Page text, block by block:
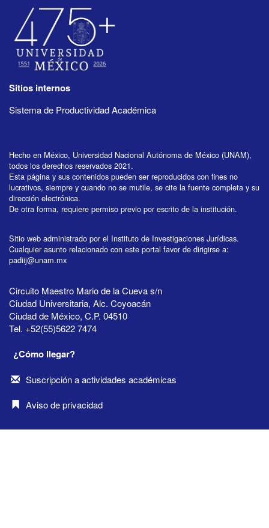
Sitios internos
Sistema de Productividad Académica
Hecho en México, Universidad Nacional Autónoma de México (UNAM),
todos los derechos reservados 2021.
Esta página y sus contenidos pueden ser reproducidos con fines no
lucrativos, siempre y cuando no se mutile, se cite la fuente completa y su
dirección electrónica.
De otra forma, requiere permiso previo por escrito de la institución.
Sitio web administrado por el Instituto de Investigaciones Jurídicas.
Cualquier asunto relacionado con este portal favor de dirigirse a:
padiij@unam.mx
Circuito Maestro Mario de la Cueva s/n
Ciudad Universitaria, Alc. Coyoacán
Ciudad de México, C.P. 04510
Tel. +52(55)5622 7474
¿Cómo llegar?
Suscripción a actividades académicas
Aviso de privacidad